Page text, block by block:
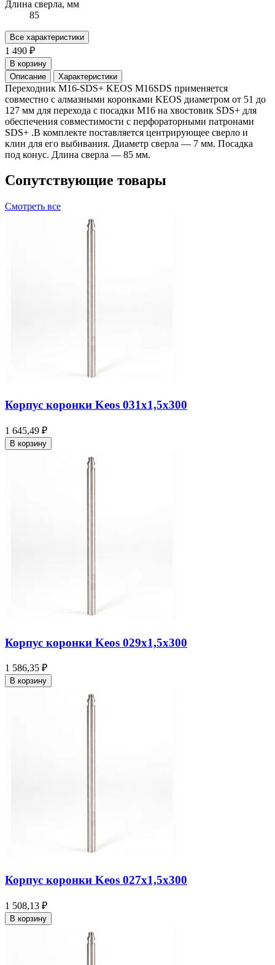
Длина сверла, мм
85
Все характеристики
1 490 ₽
В корзину
Описание
Характеристики
Переходник M16-SDS+ KEOS M16SDS применяется
совместно с алмазными коронками KEOS диаметром от 51 до
127 мм для перехода с посадки М16 на хвостовик SDS+ для
обеспечения совместимости с перфораторными патронами
SDS+ .В комплекте поставляется центрирующее сверло и
клин для его выбивания. Диаметр сверла — 7 мм. Посадка
под конус. Длина сверла — 85 мм.
Сопутствующие товары
Смотреть все
Корпус коронки Keos 031x1,5x300
1 645,49 ₽
В корзину
Корпус коронки Keos 029x1,5x300
1 586,35 ₽
В корзину
Корпус коронки Keos 027x1,5x300
1 508,13 ₽
В корзину